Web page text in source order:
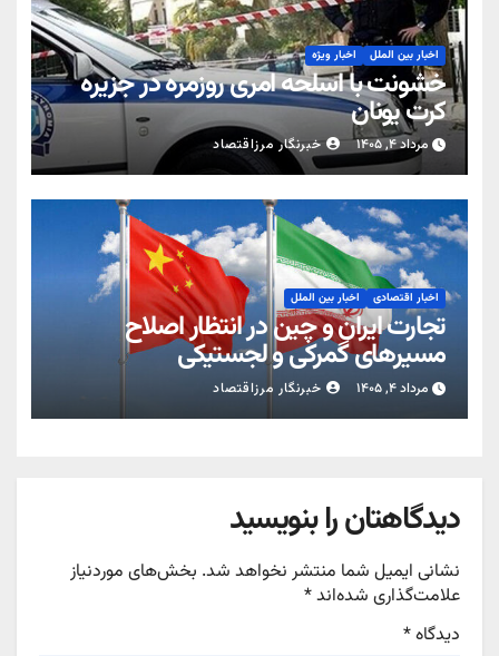
اخبار بین الملل اخبار ویژه
خشونت با اسلحه امری روزمره در جزیره
کرت یونان
مرداد ۴, ۱۴۰۵ خبرنگار مرزاقتصاد
اخبار اقتصادی اخبار بین الملل
تجارت ایران و چین در انتظار اصلاح
مسیرهای گمرکی و لجستیکی
مرداد ۴, ۱۴۰۵ خبرنگار مرزاقتصاد
دیدگاهتان را بنویسید
نشانی ایمیل شما منتشر نخواهد شد. بخش‌های موردنیاز
علامت‌گذاری شده‌اند*
دیدگاه*